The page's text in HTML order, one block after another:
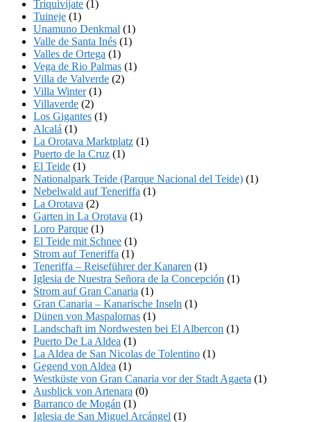
Triquivijate (1)
Tuineje (1)
Unamuno Denkmal (1)
Valle de Santa Inés (1)
Valles de Ortega (1)
Vega de Rio Palmas (1)
Villa de Valverde (2)
Villa Winter(1)
Villaverde (2)
Los Gigantes (1)
Alcalá (1)
La Orotava Marktplatz (1)
Puerto de la Cruz (1)
El Teide (1)
Nationalpark Teide (Parque Nacional del Teide) (1)
Nebelwald auf Teneriffa (1)
La Orotava (2)
Garten in La Orotava (1)
Loro Parque (1)
El Teide mit Schnee (1)
Strom auf Teneriffa (1)
Teneriffa – Reiseführer der Kanaren (1)
Iglesia de Nuestra Señora de la Concepción (1)
Strom auf Gran Canaria (1)
Gran Canaria – Kanarische Inseln (1)
Dünen von Maspalomas (1)
Landschaft im Nordwesten bei El Albercon (1)
Puerto De La Aldea (1)
La Aldea de San Nicolas de Tolentino (1)
Gegend von Aldea (1)
Westküste von Gran Canaria vor der Stadt Agaeta (1)
Ausblick von Artenara (0)
Barranco de Mogán (1)
Iglesia de San Miguel Arcángel (1)